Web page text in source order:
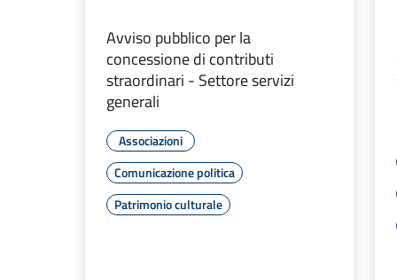
Avviso pubblico per la
concessione di contributi
straordinari - Settore servizi
generali
Associazioni
Comunicazione politica
Patrimonio culturale